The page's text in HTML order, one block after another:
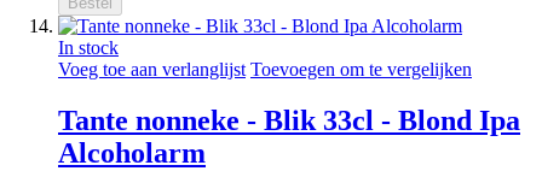
In stock
Voeg toe aan verlanglijst Toevoegen om te vergelijken
Tante nonneke - Blik 33cl - Blond Ipa
Alcoholarm